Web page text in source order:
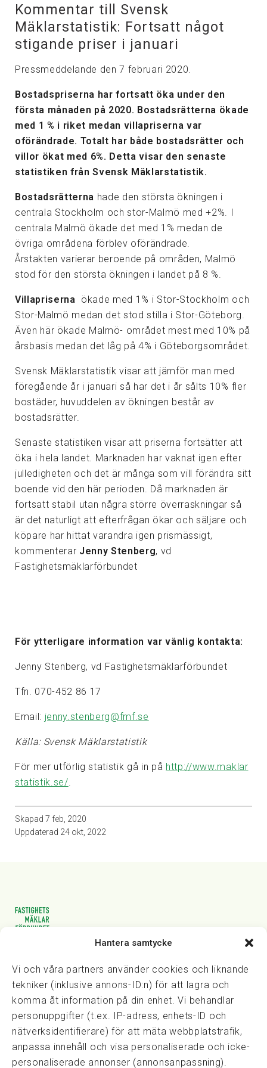
Hantera samtycke
Vi och våra partners använder cookies och liknande
tekniker (inklusive annons-ID:n) för att lagra och
komma åt information på din enhet. Vi behandlar
personuppgifter (t.ex. IP-adress, enhets-ID och
nätverksidentifierare) för att mäta webbplatstrafik,
anpassa innehåll och visa personaliserade och icke-
personaliserade annonser (annonsanpassning).
Kommentar till Svensk
Mäklarstatistik: Fortsatt något
stigande priser i januari
Pressmeddelande den 7 februari 2020.
Bostadspriserna har fortsatt öka under den
första månaden på 2020. Bostadsrätterna ökade
med 1 % i riket medan villapriserna var
oförändrade. Totalt har både bostadsrätter och
villor ökat med 6%. Detta visar den senaste
statistiken från Svensk Mäklarstatistik.
Bostadsrätterna hade den största ökningen i
centrala Stockholm och stor-Malmö med +2%. I
centrala Malmö ökade det med 1% medan de
övriga områdena förblev oförändrade.
Årstakten varierar beroende på områden, Malmö
stod för den största ökningen i landet på 8 %.
Villapriserna
ökade med 1% i Stor-Stockholm och
Stor-Malmö medan det stod stilla i Stor-Göteborg.
Även här ökade Malmö- området mest med 10% på
årsbasis medan det låg på 4% i Göteborgsområdet.
Svensk Mäklarstatistik visar att jämför man med
föregående år i januari så har det i år sålts 10% fler
bostäder, huvuddelen av ökningen består av
bostadsrätter.
Senaste statistiken visar att priserna fortsätter att
öka i hela landet. Marknaden har vaknat igen efter
julledigheten och det är många som vill förändra sitt
boende vid den här perioden. Då marknaden är
fortsatt stabil utan några större överraskningar så
är det naturligt att efterfrågan ökar och säljare och
köpare har hittat varandra igen prismässigt,
kommenterar Jenny Stenberg, vd
Fastighetsmäklarförbundet
För ytterligare information var vänlig kontakta:
Jenny Stenberg, vd Fastighetsmäklarförbundet
Tfn. 070-452 86 17
Email: jenny.stenberg@fmf.se
Källa: Svensk Mäklarstatistik
För mer utförlig statistik gå in på http://www.maklar
statistik.se/
Skapad 7 feb, 2020
Uppdaterad 24 okt, 2022
Vasagatan 28, 111 20 Stockholm
kansli@fmf.se
Snabblänkar
Prisexempel
Medarbetare
Policies & integritet